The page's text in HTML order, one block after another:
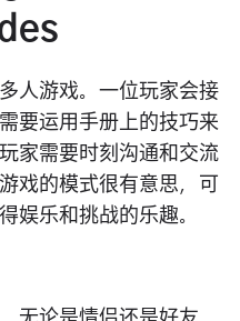
人游戏。一位玩家会接
要运用手册上的技巧来
家需要时刻沟通和交流
戏的模式很有意思，可
娱乐和挑战的乐趣。